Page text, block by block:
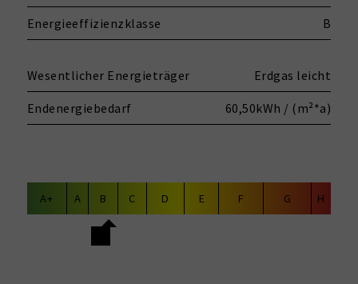
Energieeffizienzklasse B
Wesentlicher Energieträger Erdgas leicht
Endenergiebedarf 60,50kWh / (m²*a)
A+ A B C D E F G H